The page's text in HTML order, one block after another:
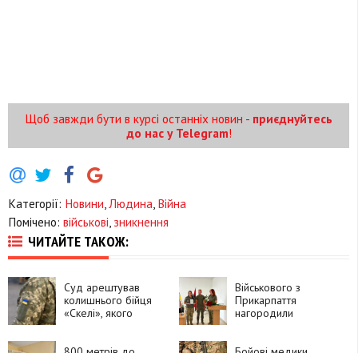
Щоб завжди бути в курсі останніх новин - приєднуйтесь
до нас у Telegram!
Категорії: Новини Людина Війна
Помічено: військові зникнення
ЧИТАЙТЕ ТАКОЖ:
Суд арештував
колишнього бійця
«Скелі», якого
Військового з
Прикарпаття
нагородили